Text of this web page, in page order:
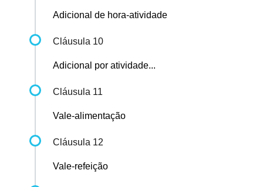
Adicional de hora-atividade
Cláusula 10
Adicional por atividade...
Cláusula 11
Vale-alimentação
Cláusula 12
Vale-refeição